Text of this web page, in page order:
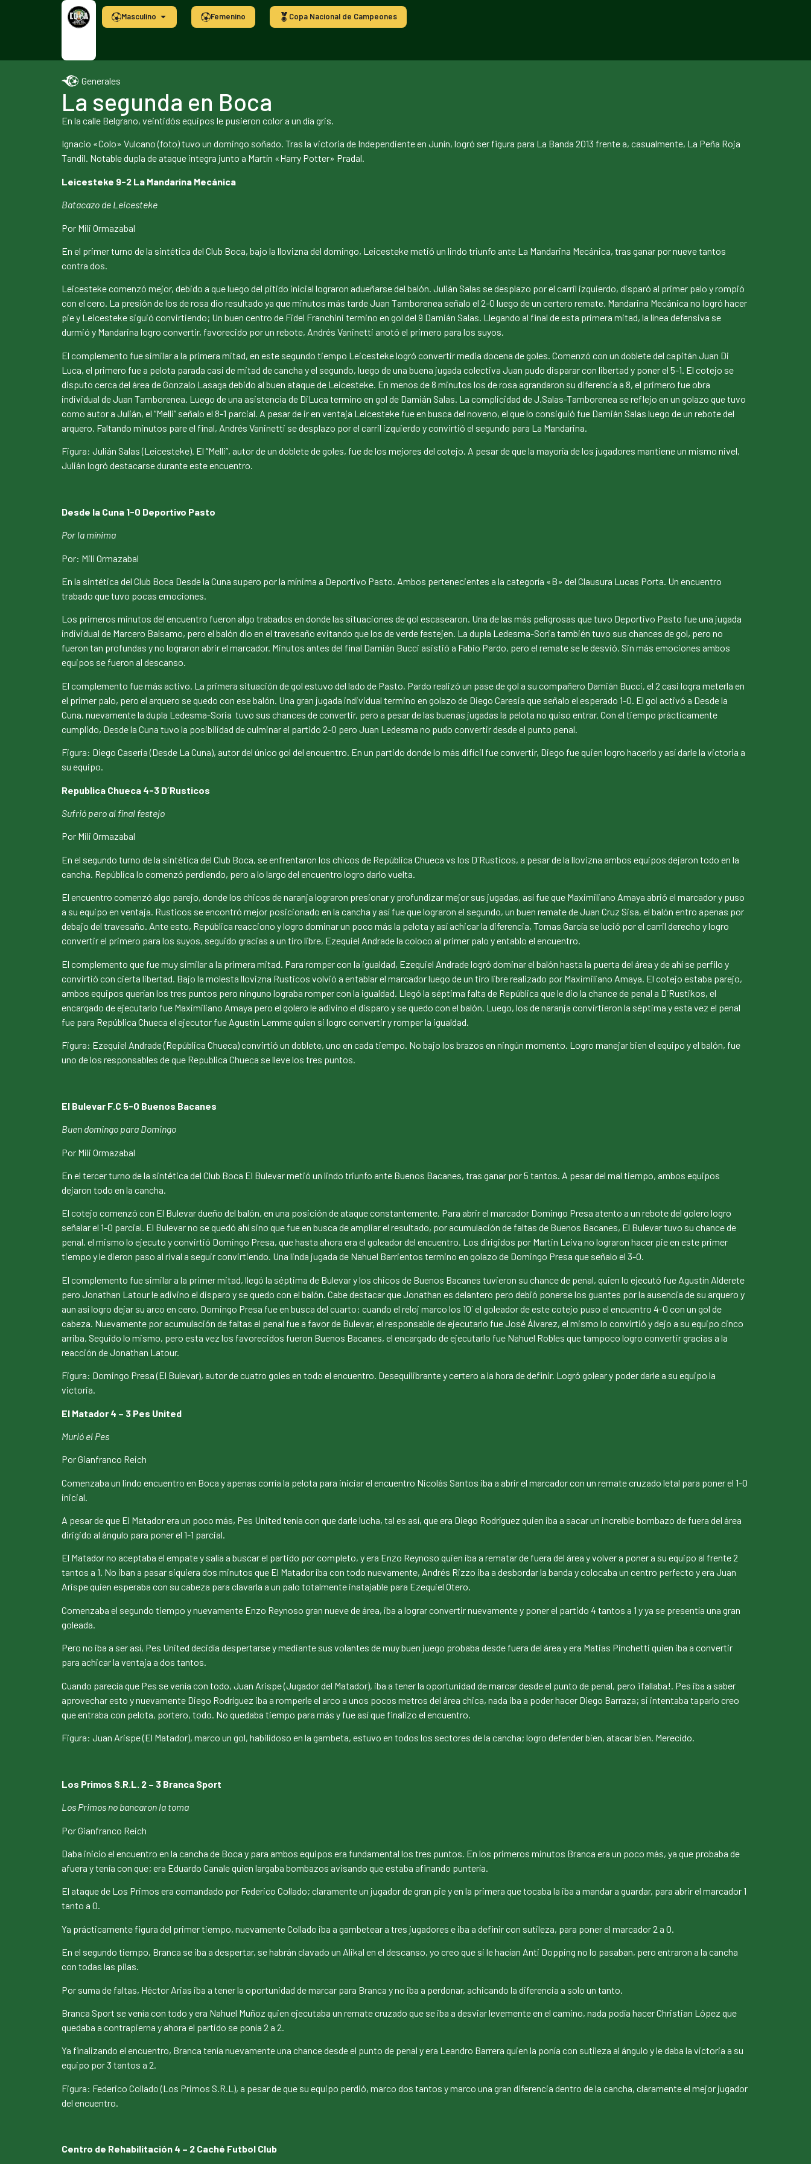
Masculino Femenino Copa Nacional de Campeones
Generales
La segunda en Boca
En la calle Belgrano, veintidós equipos le pusieron color a un día gris.
Ignacio «Colo» Vulcano (foto) tuvo un domingo soñado. Tras la victoria de Independiente en Junín, logró ser figura para La Banda 2013 frente a, casualmente, La Peña Roja
Tandil. Notable dupla de ataque integra junto a Martín «Harry Potter» Pradal.
Leicesteke 9-2 La Mandarina Mecánica
Batacazo de Leicesteke
Por Mili Ormazabal
En el primer turno de la sintética del Club Boca, bajo la llovizna del domingo, Leicesteke metió un lindo triunfo ante La Mandarina Mecánica, tras ganar por nueve tantos
contra dos.
Leicesteke comenzó mejor, debido a que luego del pitido inicial lograron adueñarse del balón. Julián Salas se desplazo por el carril izquierdo, disparó al primer palo y rompió
con el cero. La presión de los de rosa dio resultado ya que minutos más tarde Juan Tamborenea señalo el 2-0 luego de un certero remate. Mandarina Mecánica no logró hacer
pie y Leicesteke siguió convirtiendo; Un buen centro de Fidel Franchini termino en gol del 9 Damián Salas. Llegando al final de esta primera mitad, la línea defensiva se
durmió y Mandarina logro convertir, favorecido por un rebote, Andrés Vaninetti anotó el primero para los suyos.
El complemento fue similar a la primera mitad, en este segundo tiempo Leicesteke logró convertir media docena de goles. Comenzó con un doblete del capitán Juan Di
Luca, el primero fue a pelota parada casi de mitad de cancha y el segundo, luego de una buena jugada colectiva Juan pudo disparar con libertad y poner el 5-1. El cotejo se
disputo cerca del área de Gonzalo Lasaga debido al buen ataque de Leicesteke. En menos de 8 minutos los de rosa agrandaron su diferencia a 8, el primero fue obra
individual de Juan Tamborenea. Luego de una asistencia de DiLuca termino en gol de Damián Salas. La complicidad de J.Salas-Tamborenea se reflejo en un golazo que tuvo
como autor a Julián, el “Melli” señalo el 8-1 parcial. A pesar de ir en ventaja Leicesteke fue en busca del noveno, el que lo consiguió fue Damián Salas luego de un rebote del
arquero. Faltando minutos pare el final, Andrés Vaninetti se desplazo por el carril izquierdo y convirtió el segundo para La Mandarina.
Figura: Julián Salas (Leicesteke). El “Melli”, autor de un doblete de goles, fue de los mejores del cotejo. A pesar de que la mayoría de los jugadores mantiene un mismo nivel,
Julián logró destacarse durante este encuentro.
Desde la Cuna 1-0 Deportivo Pasto
Por la mínima
Por: Mili Ormazabal
En la sintética del Club Boca Desde la Cuna supero por la mínima a Deportivo Pasto. Ambos pertenecientes a la categoría «B» del Clausura Lucas Porta. Un encuentro
trabado que tuvo pocas emociones.
Los primeros minutos del encuentro fueron algo trabados en donde las situaciones de gol escasearon. Una de las más peligrosas que tuvo Deportivo Pasto fue una jugada
individual de Marcero Balsamo, pero el balón dio en el travesaño evitando que los de verde festejen. La dupla Ledesma-Soria también tuvo sus chances de gol, pero no
fueron tan profundas y no lograron abrir el marcador. Minutos antes del final Damián Bucci asistió a Fabio Pardo, pero el remate se le desvió. Sin más emociones ambos
equipos se fueron al descanso.
El complemento fue más activo. La primera situación de gol estuvo del lado de Pasto, Pardo realizó un pase de gol a su compañero Damián Bucci, el 2 casi logra meterla en
el primer palo, pero el arquero se quedo con ese balón. Una gran jugada individual termino en golazo de Diego Caresia que señalo el esperado 1-0. El gol activó a Desde la
Cuna, nuevamente la dupla Ledesma-Soria tuvo sus chances de convertir, pero a pesar de las buenas jugadas la pelota no quiso entrar. Con el tiempo prácticamente
cumplido, Desde la Cuna tuvo la posibilidad de culminar el partido 2-0 pero Juan Ledesma no pudo convertir desde el punto penal.
Figura: Diego Caseria (Desde La Cuna), autor del único gol del encuentro. En un partido donde lo más difícil fue convertir, Diego fue quien logro hacerlo y así darle la victoria a
su equipo.
Republica Chueca 4-3 D´Rusticos
Sufrió pero al final festejo
Por Mili Ormazabal
En el segundo turno de la sintética del Club Boca, se enfrentaron los chicos de República Chueca vs los D´Rusticos, a pesar de la llovizna ambos equipos dejaron todo en la
cancha. República lo comenzó perdiendo, pero a lo largo del encuentro logro darlo vuelta.
El encuentro comenzó algo parejo, donde los chicos de naranja lograron presionar y profundizar mejor sus jugadas, así fue que Maximiliano Amaya abrió el marcador y puso
a su equipo en ventaja. Rusticos se encontró mejor posicionado en la cancha y así fue que lograron el segundo, un buen remate de Juan Cruz Sisa, el balón entro apenas por
debajo del travesaño. Ante esto, República reacciono y logro dominar un poco más la pelota y así achicar la diferencia, Tomas García se lució por el carril derecho y logro
convertir el primero para los suyos, seguido gracias a un tiro libre, Ezequiel Andrade la coloco al primer palo y entablo el encuentro.
El complemento que fue muy similar a la primera mitad. Para romper con la igualdad, Ezequiel Andrade logró dominar el balón hasta la puerta del área y de ahí se perfilo y
convirtió con cierta libertad. Bajo la molesta llovizna Rusticos volvió a entablar el marcador luego de un tiro libre realizado por Maximiliano Amaya. El cotejo estaba parejo,
ambos equipos querían los tres puntos pero ninguno lograba romper con la igualdad. Llegó la séptima falta de República que le dio la chance de penal a D´Rustikos, el
encargado de ejecutarlo fue Maximiliano Amaya pero el golero le adivino el disparo y se quedo con el balón. Luego, los de naranja convirtieron la séptima y esta vez el penal
fue para República Chueca el ejecutor fue Agustín Lemme quien si logro convertir y romper la igualdad.
Figura: Ezequiel Andrade (República Chueca) convirtió un doblete, uno en cada tiempo. No bajo los brazos en ningún momento. Logro manejar bien el equipo y el balón, fue
uno de los responsables de que Republica Chueca se lleve los tres puntos.
El Bulevar F.C 5-0 Buenos Bacanes
Buen domingo para Domingo
Por Mili Ormazabal
En el tercer turno de la sintética del Club Boca El Bulevar metió un lindo triunfo ante Buenos Bacanes, tras ganar por 5 tantos. A pesar del mal tiempo, ambos equipos
dejaron todo en la cancha.
El cotejo comenzó con El Bulevar dueño del balón, en una posición de ataque constantemente. Para abrir el marcador Domingo Presa atento a un rebote del golero logro
señalar el 1-0 parcial. El Bulevar no se quedó ahí sino que fue en busca de ampliar el resultado, por acumulación de faltas de Buenos Bacanes, El Bulevar tuvo su chance de
penal, el mismo lo ejecuto y convirtió Domingo Presa, que hasta ahora era el goleador del encuentro. Los dirigidos por Martin Leiva no lograron hacer pie en este primer
tiempo y le dieron paso al rival a seguir convirtiendo. Una linda jugada de Nahuel Barrientos termino en golazo de Domingo Presa que señalo el 3-0.
El complemento fue similar a la primer mitad, llegó la séptima de Bulevar y los chicos de Buenos Bacanes tuvieron su chance de penal, quien lo ejecutó fue Agustín Alderete
pero Jonathan Latour le adivino el disparo y se quedo con el balón. Cabe destacar que Jonathan es delantero pero debió ponerse los guantes por la ausencia de su arquero y
aun así logro dejar su arco en cero. Domingo Presa fue en busca del cuarto: cuando el reloj marco los 10´ el goleador de este cotejo puso el encuentro 4-0 con un gol de
cabeza. Nuevamente por acumulación de faltas el penal fue a favor de Bulevar, el responsable de ejecutarlo fue José Álvarez, el mismo lo convirtió y dejo a su equipo cinco
arriba. Seguido lo mismo, pero esta vez los favorecidos fueron Buenos Bacanes, el encargado de ejecutarlo fue Nahuel Robles que tampoco logro convertir gracias a la
reacción de Jonathan Latour.
Figura: Domingo Presa (El Bulevar), autor de cuatro goles en todo el encuentro. Desequilibrante y certero a la hora de definir. Logró golear y poder darle a su equipo la
victoria.
El Matador 4 – 3 Pes United
Murió el Pes
Por Gianfranco Reich
Comenzaba un lindo encuentro en Boca y apenas corría la pelota para iniciar el encuentro Nicolás Santos iba a abrir el marcador con un remate cruzado letal para poner el 1-0
inicial.
A pesar de que El Matador era un poco más, Pes United tenía con que darle lucha, tal es así, que era Diego Rodríguez quien iba a sacar un increíble bombazo de fuera del área
dirigido al ángulo para poner el 1-1 parcial.
El Matador no aceptaba el empate y salía a buscar el partido por completo, y era Enzo Reynoso quien iba a rematar de fuera del área y volver a poner a su equipo al frente 2
tantos a 1. No iban a pasar siquiera dos minutos que El Matador iba con todo nuevamente, Andrés Rizzo iba a desbordar la banda y colocaba un centro perfecto y era Juan
Arispe quien esperaba con su cabeza para clavarla a un palo totalmente inatajable para Ezequiel Otero.
Comenzaba el segundo tiempo y nuevamente Enzo Reynoso gran nueve de área, iba a lograr convertir nuevamente y poner el partido 4 tantos a 1 y ya se presentía una gran
goleada.
Pero no iba a ser así, Pes United decidía despertarse y mediante sus volantes de muy buen juego probaba desde fuera del área y era Matias Pinchetti quien iba a convertir
para achicar la ventaja a dos tantos.
Cuando parecía que Pes se venía con todo, Juan Arispe (Jugador del Matador), iba a tener la oportunidad de marcar desde el punto de penal, pero ¡fallaba!. Pes iba a saber
aprovechar esto y nuevamente Diego Rodríguez iba a romperle el arco a unos pocos metros del área chica, nada iba a poder hacer Diego Barraza; si intentaba taparlo creo
que entraba con pelota, portero, todo. No quedaba tiempo para más y fue así que finalizo el encuentro.
Figura: Juan Arispe (El Matador), marco un gol, habilidoso en la gambeta, estuvo en todos los sectores de la cancha; logro defender bien, atacar bien. Merecido.
Los Primos S.R.L. 2 – 3 Branca Sport
Los Primos no bancaron la toma
Por Gianfranco Reich
Daba inicio el encuentro en la cancha de Boca y para ambos equipos era fundamental los tres puntos. En los primeros minutos Branca era un poco más, ya que probaba de
afuera y tenía con que; era Eduardo Canale quien largaba bombazos avisando que estaba afinando puntería.
El ataque de Los Primos era comandado por Federico Collado; claramente un jugador de gran pie y en la primera que tocaba la iba a mandar a guardar, para abrir el marcador 1
tanto a 0.
Ya prácticamente figura del primer tiempo, nuevamente Collado iba a gambetear a tres jugadores e iba a definir con sutileza, para poner el marcador 2 a 0.
En el segundo tiempo, Branca se iba a despertar, se habrán clavado un Alikal en el descanso, yo creo que si le hacían Anti Dopping no lo pasaban, pero entraron a la cancha
con todas las pilas.
Por suma de faltas, Héctor Arias iba a tener la oportunidad de marcar para Branca y no iba a perdonar, achicando la diferencia a solo un tanto.
Branca Sport se venía con todo y era Nahuel Muñoz quien ejecutaba un remate cruzado que se iba a desviar levemente en el camino, nada podía hacer Christian López que
quedaba a contrapierna y ahora el partido se ponía 2 a 2.
Ya finalizando el encuentro, Branca tenía nuevamente una chance desde el punto de penal y era Leandro Barrera quien la ponía con sutileza al ángulo y le daba la victoria a su
equipo por 3 tantos a 2.
Figura: Federico Collado (Los Primos S.R.L), a pesar de que su equipo perdió, marco dos tantos y marco una gran diferencia dentro de la cancha, claramente el mejor jugador
del encuentro.
Centro de Rehabilitación 4 – 2 Caché Futbol Club